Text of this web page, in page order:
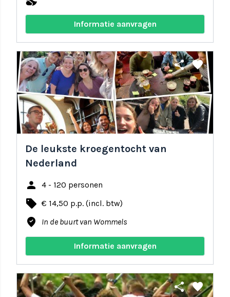
Informatie aanvragen
share favorite
De leukste kroegentocht van
Nederland
person 4 - 120 personen
local_offer € 14,50 p.p. (incl. btw)
where_to_vote In de buurt van Wommels
Informatie aanvragen
share favorite